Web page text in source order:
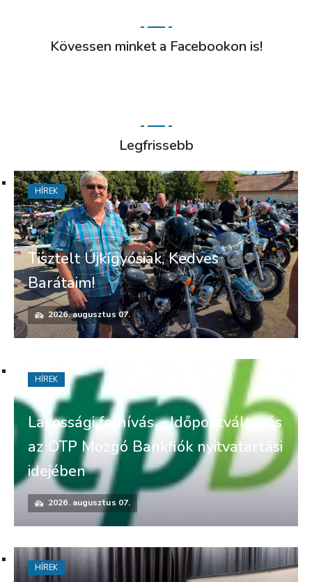
Kövessen minket a Facebookon is!
Legfrissebb
Tisztelt Újkígyósiak, Kedves
Barátaim!
2026. augusztus 07.
HÍREK
Lakossági felhívás – Időpontváltozás
az OTP Mozgó Bankfiók nyitvatartási
idejében
2026. augusztus 07.
HÍREK
HÍREK